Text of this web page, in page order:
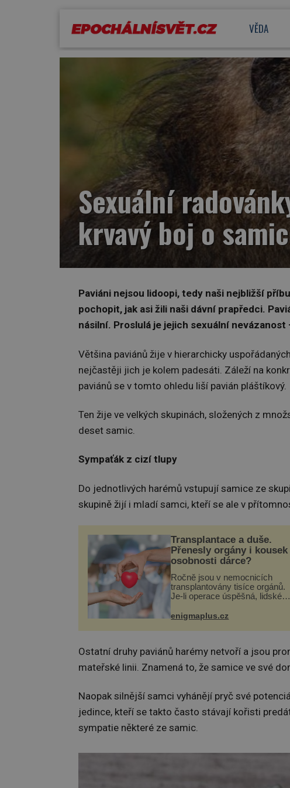
VĚDA
Sexuální
krvavý boj o
Paviáni nejsou lidoopi, tedy naši nejbližší
pochopit, jak asi žili naši dávní prapředci.
násilní. Proslulá je jejich sexuální
Většina paviánů žije v hierarchicky
nejčastěji jich je kolem padesáti. Záleží na
paviánů se v tomto ohledu liší pavián pláštíkový.
Ten žije ve velkých skupinách, složených z
deset samic.
Sympaťák z cizí tlupy
Do jednotlivých harémů vstupují samice ze
skupině žijí i mladí samci, kteří se ale v
Transplantace a duše.
Přenesly orgány i kousek
osobnosti dárce?
Ročně jsou v nemocnicích
transplantovány tisíce orgánů.
Je-li operace úspěšná, lidské
své a pacient může vést
při transplantaci nepřijímám...
enigmaplus.cz
Ostatní druhy paviánů harémy netvoří a jsou
mateřské linii. Znamená to, že samice ve své
Naopak silnější samci vyhánějí pryč své
jedince, kteří se takto často stávají kořisti
sympatie některé ze samic.